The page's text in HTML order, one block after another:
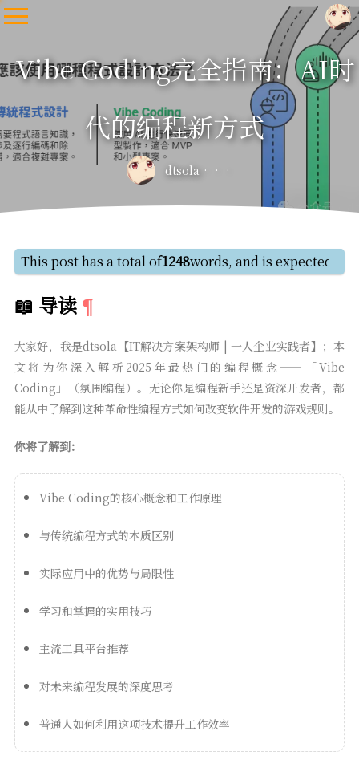
Vibe Coding完全指南：AI时
代的编程新方式
dtsola
This post has a total of1248words, and is expected to
📖 导读
大家好，我是dtsola【IT解决方案架构师 | 一人企业实践者】；本
文将为你深入解析2025年最热门的编程概念——「Vibe
Coding」（氛围编程）。无论你是编程新手还是资深开发者，都
能从中了解到这种革命性编程方式如何改变软件开发的游戏规则。
你将了解到：
Vibe Coding的核心概念和工作原理
与传统编程方式的本质区别
实际应用中的优势与局限性
学习和掌握的实用技巧
主流工具平台推荐
对未来编程发展的深度思考
普通人如何利用这项技术提升工作效率